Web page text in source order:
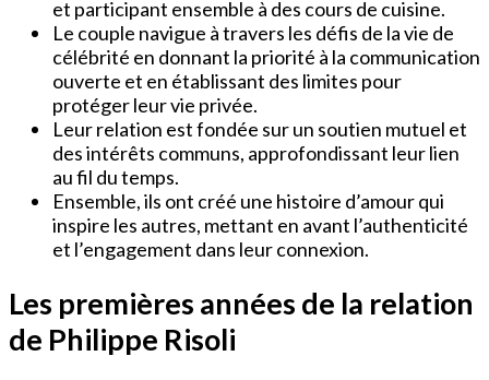
et participant ensemble à des cours de cuisine.
Le couple navigue à travers les défis de la vie de
célébrité en donnant la priorité à la communication
ouverte et en établissant des limites pour
protéger leur vie privée.
Leur relation est fondée sur un soutien mutuel et
des intérêts communs, approfondissant leur lien
au fil du temps.
Ensemble, ils ont créé une histoire d’amour qui
inspire les autres, mettant en avant l’authenticité
et l’engagement dans leur connexion.
Les premières années de la relation
de Philippe Risoli